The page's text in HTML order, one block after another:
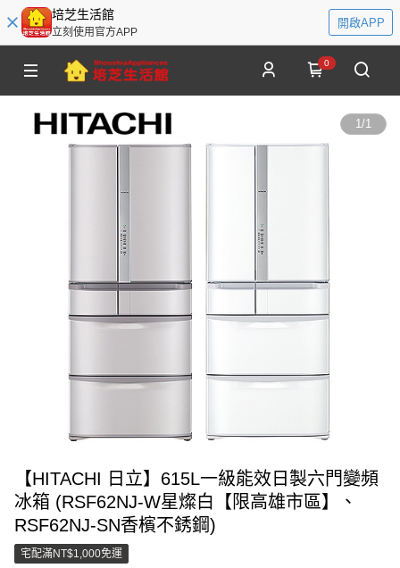
培芝生活館
立刻使用官方APP
開啟APP
0
1/1
【HITACHI 日立】615L一級能效日製六門變頻
冰箱 (RSF62NJ-W星燦白【限高雄市區】、
RSF62NJ-SN香檳不銹鋼)
宅配滿NT$1,000免運